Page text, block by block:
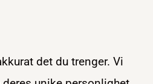
det du trenger. Vi